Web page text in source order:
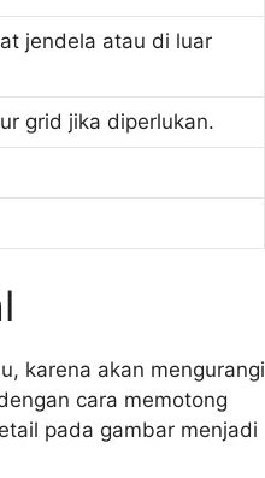
jendela atau di luar
grid jika diperlukan.
karena akan mengurangi
cara memotong
pada gambar menjadi